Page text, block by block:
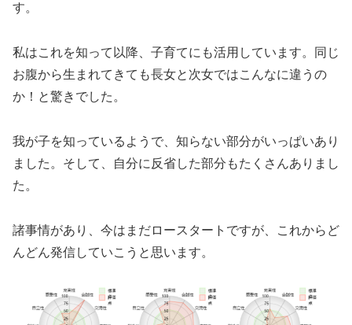
す。
私はこれを知って以降、子育てにも活用しています。同じ
お腹から生まれてきても長女と次女ではこんなに違うの
か！と驚きでした。
我が子を知っているようで、知らない部分がいっぱいあり
ました。そして、自分に反省した部分もたくさんありまし
た。
諸事情があり、今はまだロースタートですが、これからど
んどん発信していこうと思います。